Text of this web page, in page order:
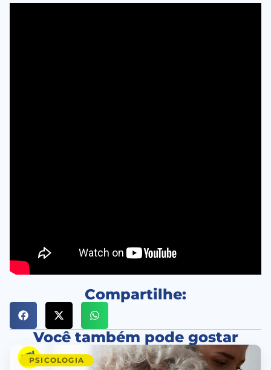
Compartilhe:
Você também pode gostar
PSICOLOGIA